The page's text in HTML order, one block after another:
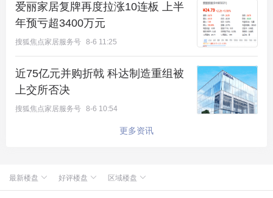
（意向图）
光与墅于此共舞 跃活时光
家，不只是居住的单一功能，更成为人们的生活舞
台。生活场景的多元化、丰富化，生活需求的品质
感、舒适感，壹街区光舞跃墅空间N种可能，释放生
活热爱，诠释人生的每一个美好时刻。
让光线设计墅境空间，让空间给出答案。
爱丽家居复牌再度拉涨10连板 上半
年预亏超3400万元
搜狐焦点家居服务号 8-6 11:25
近75亿元并购折戟 科达制造重组被
上交所否决
搜狐焦点家居服务号 8-6 10:54
更多资讯
最新楼盘 好评楼盘 区域楼盘